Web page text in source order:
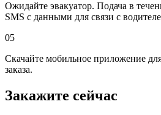
Ожидайте эвакуатор. Подача в
SMS с данными для связи с
05
Скачайте мобильное приложение
заказа.
Закажите сейчас